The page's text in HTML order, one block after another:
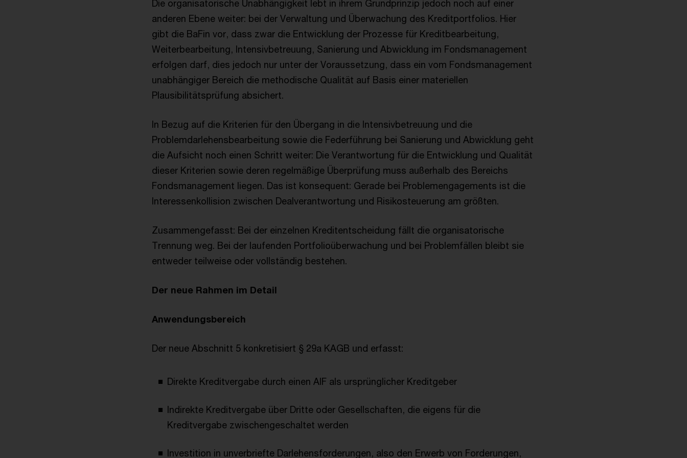
Die organisatorische Unabhängigkeit lebt in ihrem Grundprinzip jedoch noch auf einer
anderen Ebene weiter: bei der Verwaltung und Überwachung des Kreditportfolios. Hier
gibt die BaFin vor, dass zwar die Entwicklung der Prozesse für Kreditbearbeitung,
Weiterbearbeitung, Intensivbetreuung, Sanierung und Abwicklung im Fondsmanagement
erfolgen darf, dies jedoch nur unter der Voraussetzung, dass ein vom Fondsmanagement
unabhängiger Bereich die methodische Qualität auf Basis einer materiellen
Plausibilitätsprüfung absichert.
In Bezug auf die Kriterien für den Übergang in die Intensivbetreuung und die
Problemdarlehensbearbeitung sowie die Federführung bei Sanierung und Abwicklung geht
die Aufsicht noch einen Schritt weiter: Die Verantwortung für die Entwicklung und Qualität
dieser Kriterien sowie deren regelmäßige Überprüfung muss außerhalb des Bereichs
Fondsmanagement liegen. Das ist konsequent: Gerade bei Problemengagements ist die
Interessenkollision zwischen Dealverantwortung und Risikosteuerung am größten.
Zusammengefasst: Bei der einzelnen Kreditentscheidung fällt die organisatorische
Trennung weg. Bei der laufenden Portfolioüberwachung und bei Problemfällen bleibt sie
entweder teilweise oder vollständig bestehen.
Der neue Rahmen im Detail
Anwendungsbereich
Der neue Abschnitt 5 konkretisiert § 29a KAGB und erfasst:
Direkte Kreditvergabe durch einen AIF als ursprünglicher Kreditgeber
Indirekte Kreditvergabe über Dritte oder Gesellschaften, die eigens für die
Kreditvergabe zwischengeschaltet werden
Investition in unverbriefte Darlehensforderungen, also den Erwerb von Forderungen,